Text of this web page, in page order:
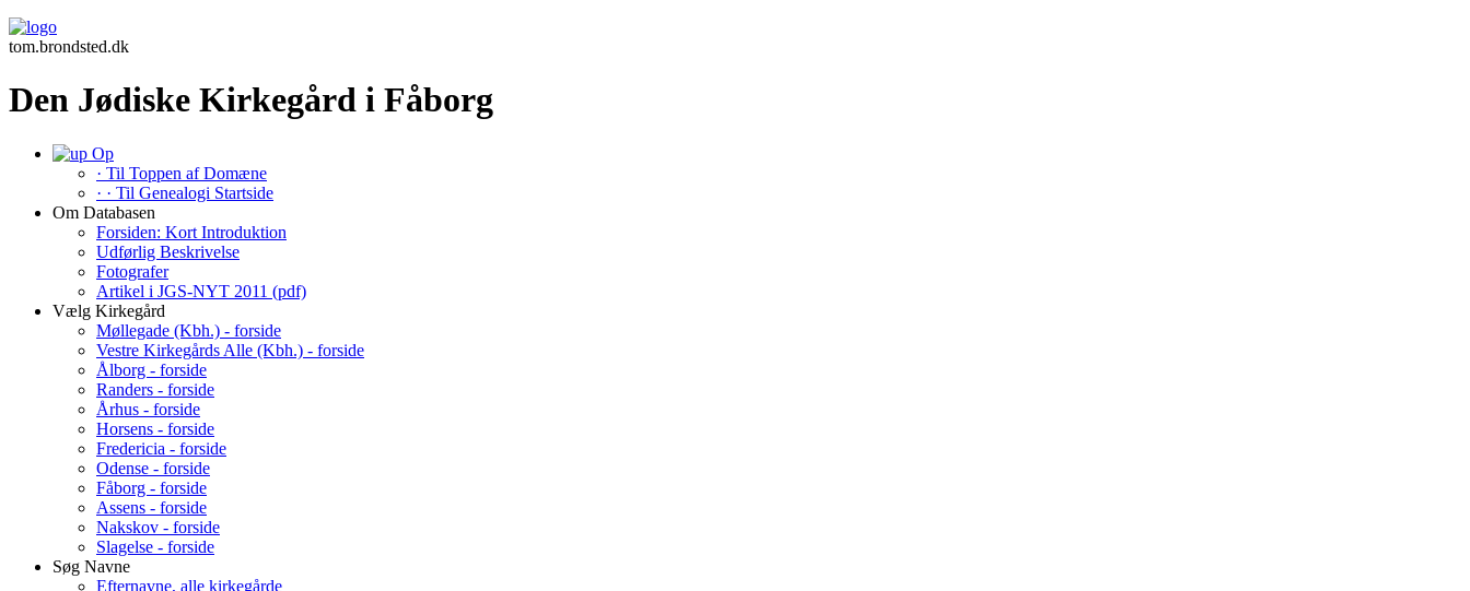
tom.brondsted.dk
Den Jødiske Kirkegård i Fåborg
Op
· Til Toppen af Domæne
· · Til Genealogi Startside
Om Databasen
Forsiden: Kort Introduktion
Udførlig Beskrivelse
Fotografer
Artikel i JGS-NYT 2011 (pdf)
Vælg Kirkegård
Møllegade (Kbh.) - forside
Vestre Kirkegårds Alle (Kbh.) - forside
Ålborg - forside
Randers - forside
Århus - forside
Horsens - forside
Fredericia - forside
Odense - forside
Fåborg - forside
Assens - forside
Nakskov - forside
Slagelse - forside
Søg Navne
Efternavne, alle kirkegårde